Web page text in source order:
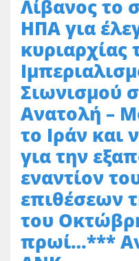
Λίβανος το
ΗΠΑ για
κυριαρχίας
Σιωνισμού
Ανατολή –
το Ιράν και
για την
εναντίον
επιθέσεων
του
πρωί…***